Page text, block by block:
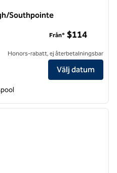
Southpointe
Inn Pittsburgh/Southpointe
Från* $114
Honors-rabatt, ej återbetalningsbar
Välj datum
nästa